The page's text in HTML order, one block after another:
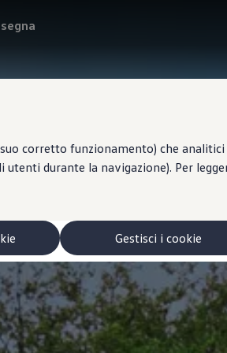
corretto funzionamento) che
durante la navigazione). Per
Gestisci i cookie